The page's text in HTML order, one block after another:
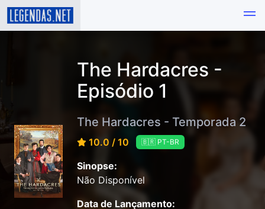
The Hardacres -
Episódio 1
The Hardacres - Temporada 2
10.0 / 10 🇧🇷 PT-BR
Sinopse:
Não Disponível
Data de Lançamento: